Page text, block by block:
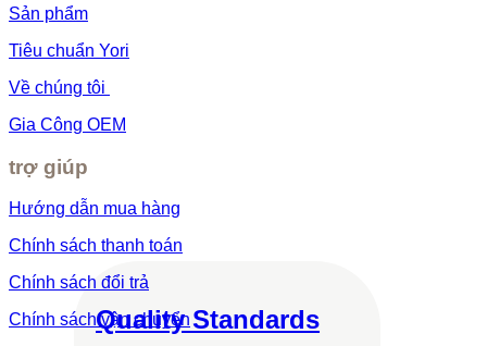
Quality Standards
Sản phẩm
Tiêu chuẩn Yori
Về chúng tôi
Gia Công OEM
trợ giúp
Hướng dẫn mua hàng
Chính sách thanh toán
Chính sách đổi trả
Chính sách vận chuyển